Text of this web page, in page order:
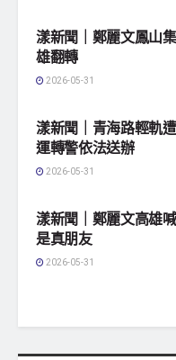
漾新聞｜鄭麗文鳳山
雄翻轉
2026-05-31
漾新聞｜青海路輕軌
運轉警依法送辦
2026-05-31
漾新聞｜鄭麗文高雄
是真朋友
2026-05-31